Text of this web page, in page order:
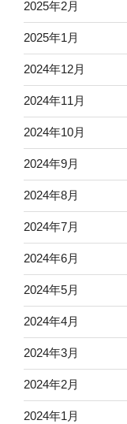
2025年2月
2025年1月
2024年12月
2024年11月
2024年10月
2024年9月
2024年8月
2024年7月
2024年6月
2024年5月
2024年4月
2024年3月
2024年2月
2024年1月